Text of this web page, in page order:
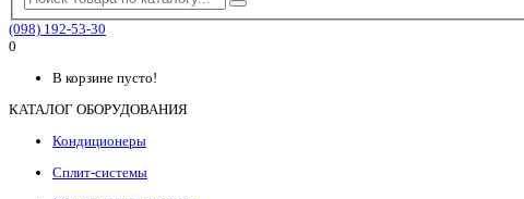
(098) 192-53-30
0
В корзине пусто!
КАТАЛОГ ОБОРУДОВАНИЯ
Кондиционеры
Сплит-системы